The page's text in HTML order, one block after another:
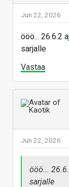
Jun 22, 2026
ööö... 26.6.2
sarjalle
Vastaa
Jun 22, 2026
ööö...
sarjalle